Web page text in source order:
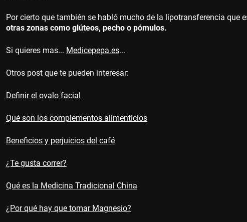
Por cierto que también se habló mucho de la lipotransferencia que
otras zonas como glúteos, pecho o pómulos.
Si quieres mas... Medicepepa.es...
Otros post que te pueden interesar:
Definir el ovalo facial
Qué son los complementos alimenticios
Beneficios y perjuicios del café
¿Te gusta correr?
Qué es la Medicina Tradicional China
¿Por qué hay que tomar Magnesio?